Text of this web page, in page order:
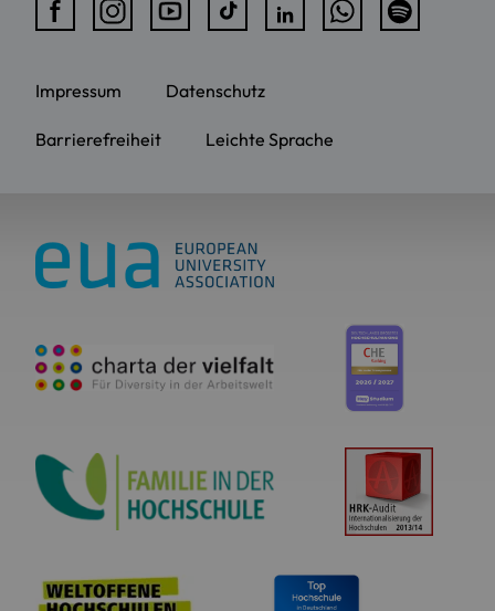
Impressum Datenschutz
Barrierefreiheit Leichte Sprache